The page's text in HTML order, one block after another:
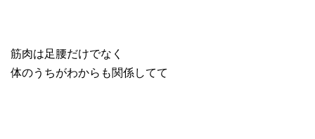
筋肉は足腰だけでなく
体のうちがわからも関係してて